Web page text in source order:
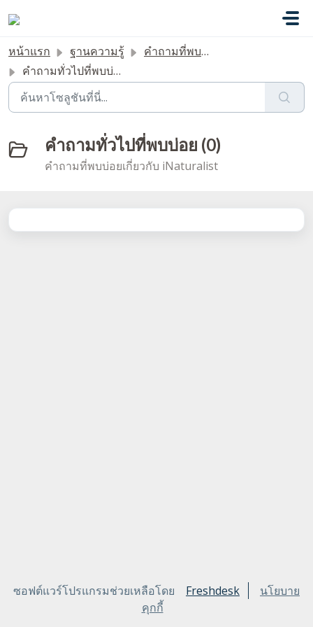
หน้าแรก ฐานความรู้
คำถามที่พบบ่อย
คำถามทั่วไปที่พบบ่อย
คำถามทั่วไปที่พบบ่อย (0)
คำถามที่พบบ่อยเกี่ยวกับ iNaturalist
ซอฟต์แวร์โปรแกรมช่วยเหลือโดย Freshdesk
นโยบาย
คุกกี้